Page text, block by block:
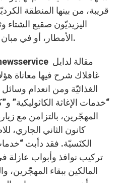
قريبة، من بينها المنطقة
اليزيديّون صقيع الشتاء
الأمطار، أو في مبان لم يتمّ الانتهاء من تشييدها.
غافلاك شرح فيها معاناة
الغذائيّة ومن انعدام
“خدمات الإغاثة الكاثوليكية”
كانون الثاني الجاري،
الكنَسيّة. فقد دأبت